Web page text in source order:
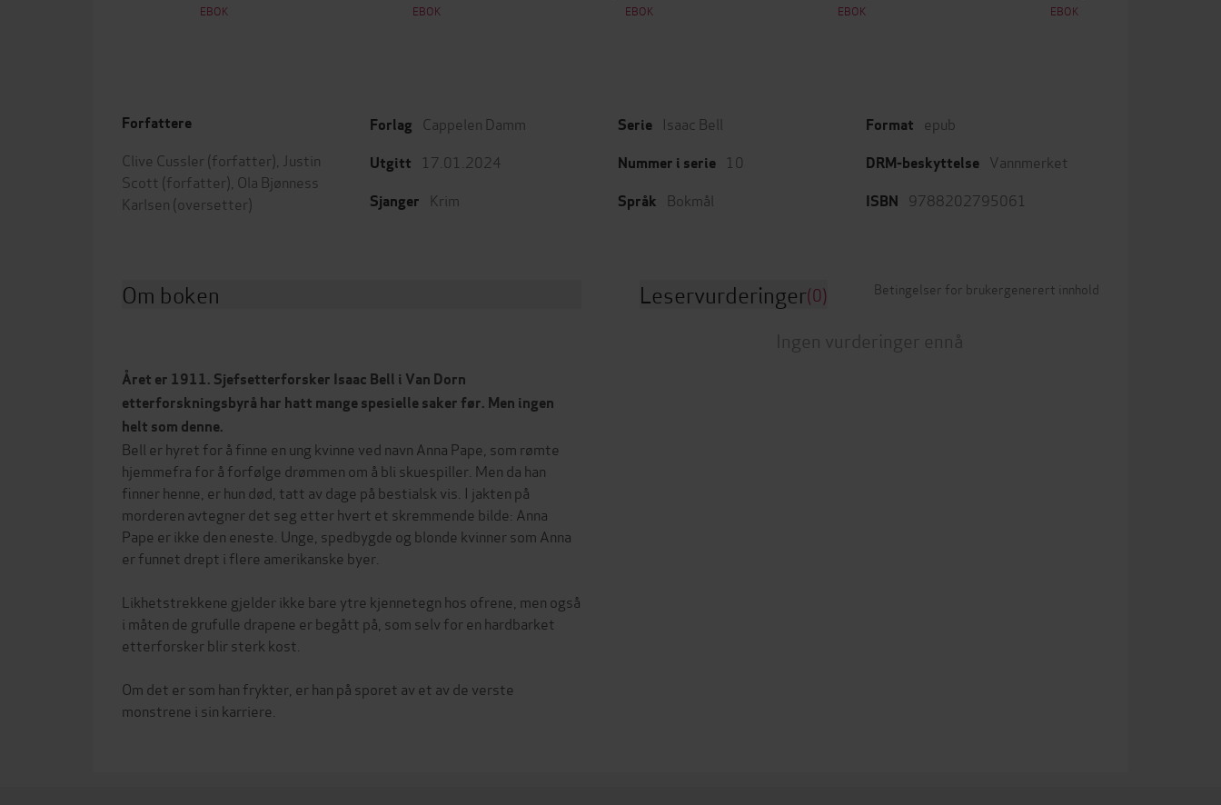
EBOK EBOK EBOK EBOK EBOK
Forfattere
Clive Cussler (forfatter), Justin
Scott (forfatter), Ola Bjønness
Karlsen (oversetter)
Forlag Cappelen Damm
Utgitt 17.01.2024
Sjanger Krim
Serie Isaac Bell
Nummer i serie 10
Språk Bokmål
Format epub
DRM-beskyttelse Vannmerket
ISBN 9788202795061
Om boken
Året er 1911. Sjefsetterforsker Isaac Bell i Van Dorn
etterforskningsbyrå har hatt mange spesielle saker før. Men ingen
helt som denne.
Bell er hyret for å finne en ung kvinne ved navn Anna Pape, som rømte
hjemmefra for å forfølge drømmen om å bli skuespiller. Men da han
finner henne, er hun død, tatt av dage på bestialsk vis. I jakten på
morderen avtegner det seg etter hvert et skremmende bilde: Anna
Pape er ikke den eneste. Unge, spedbygde og blonde kvinner som Anna
er funnet drept i flere amerikanske byer.
Likhetstrekkene gjelder ikke bare ytre kjennetegn hos ofrene, men også
i måten de grufulle drapene er begått på, som selv for en hardbarket
etterforsker blir sterk kost.
Om det er som han frykter, er han på sporet av et av de verste
monstrene i sin karriere.
Leservurderinger(0) Betingelser for brukergenerert innhold
Ingen vurderinger ennå